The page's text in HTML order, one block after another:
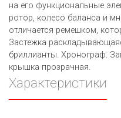
на его функциональные
ротор, колесо баланса и
отличается ремешком,
Застежка
бриллианты. Хронограф.
крышка прозрачная.
Характеристики